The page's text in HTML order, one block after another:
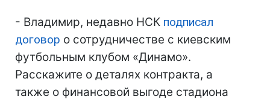
- Владимир, недавно НСК подписал
договор о сотрудничестве с киевским
футбольным клубом «Динамо».
Расскажите о деталях контракта, а
также о финансовой выгоде стадиона